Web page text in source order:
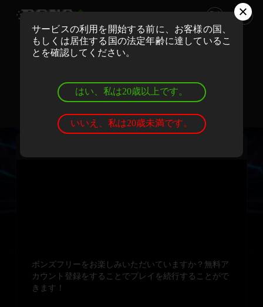
ボンズカジノでリアルマネーでプレイ
ボンズカジノでデモゲームを遊ぼう
登録 ログイン
サービスの利用を開始する前に、お客様の国、
もしくは居住する国の法定年齢に達しているこ
とを確認してください。
はい、私は20歳以上です。
いいえ、私は20歳未満です。
ボンズフリーをお楽しみいただいていますか？無料ア
カウント登録をすることでプレイを続行することがで
きます！